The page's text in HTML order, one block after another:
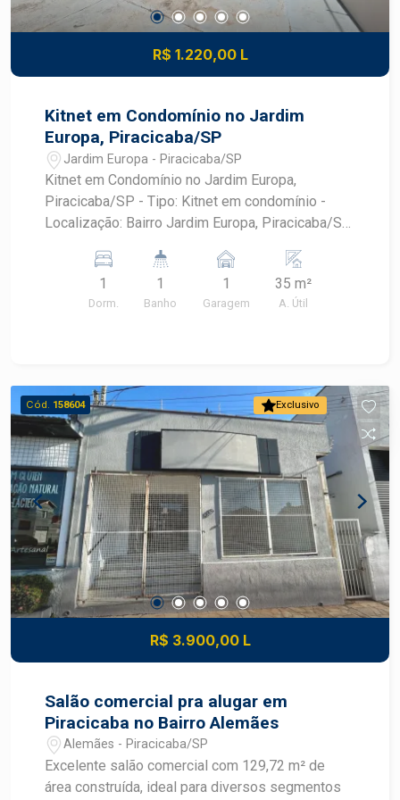
R$ 1.220,00 L
Kitnet em Condomínio no Jardim
Europa, Piracicaba/SP
Jardim Europa - Piracicaba/SP
Kitnet em Condomínio no Jardim Europa,
Piracicaba/SP - Tipo: Kitnet em condomínio -
Localização: Bairro Jardim Europa, Piracicaba/SP
Próximo a diversos comércios, serviços e
opções de transporte público, facilitando seu dia
a dia. Agende sua Visita!
1
Dorm.
1
Banho
1
Garagem
35 m²
A. Útil
Exclusivo
Cód. 158604
R$ 3.900,00 L
Salão comercial pra alugar em
Piracicaba no Bairro Alemães
Alemães - Piracicaba/SP
Excelente salão comercial com 129,72 m² de
área construída, ideal para diversos segmentos